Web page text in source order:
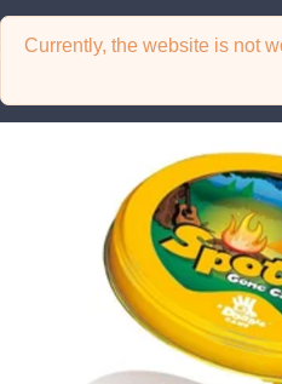
Currently, the website is not